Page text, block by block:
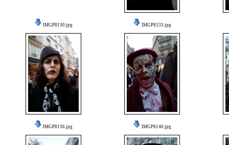
IMGP8130.jpg IMGP8133.jpg
IMGP8136.jpg IMGP8140.jpg